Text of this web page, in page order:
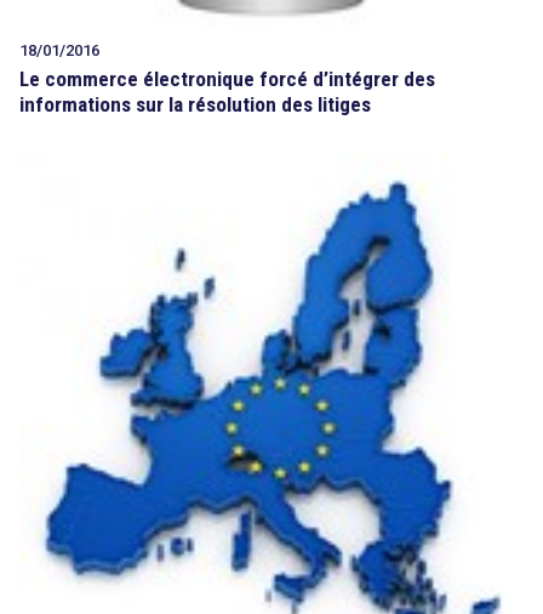
18/01/2016
Le commerce électronique forcé d’intégrer des
informations sur la résolution des litiges